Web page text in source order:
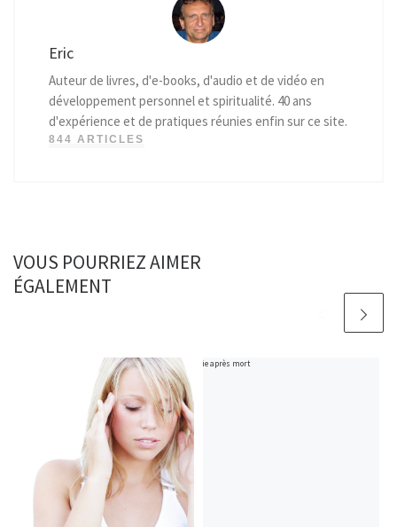
Eric
Auteur de livres, d'e-books, d'audio et de vidéo en
développement personnel et spiritualité. 40 ans
d'expérience et de pratiques réunies enfin sur ce site.
844 ARTICLES
VOUS POURRIEZ AIMER
ÉGALEMENT